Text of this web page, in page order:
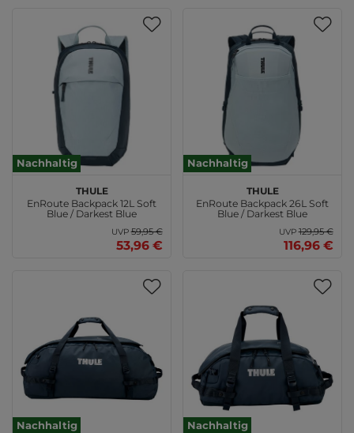
Nachhaltig
THULE
EnRoute Backpack 12L Soft
Blue / Darkest Blue
UVP59,95 €
53,96 €
Nachhaltig
THULE
EnRoute Backpack 26L Soft
Blue / Darkest Blue
UVP129,95 €
116,96 €
Nachhaltig Nachhaltig